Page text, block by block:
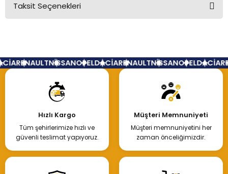
Bu ürüne ilk yorumu siz yapın!
Taksit Seçenekleri
RENAULTNİSSANOPELDACİARENAULTNİSSANOPELDACİA
Hızlı Kargo
Tüm şehirlerimize hızlı ve
güvenli teslimat yapıyoruz.
Müşteri Memnuniyeti
Müşteri memnuniyetini her
zaman önceliğimizdir.